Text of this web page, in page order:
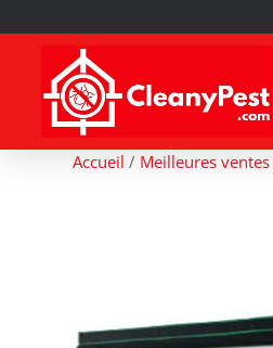
Accueil / Meilleures ventes